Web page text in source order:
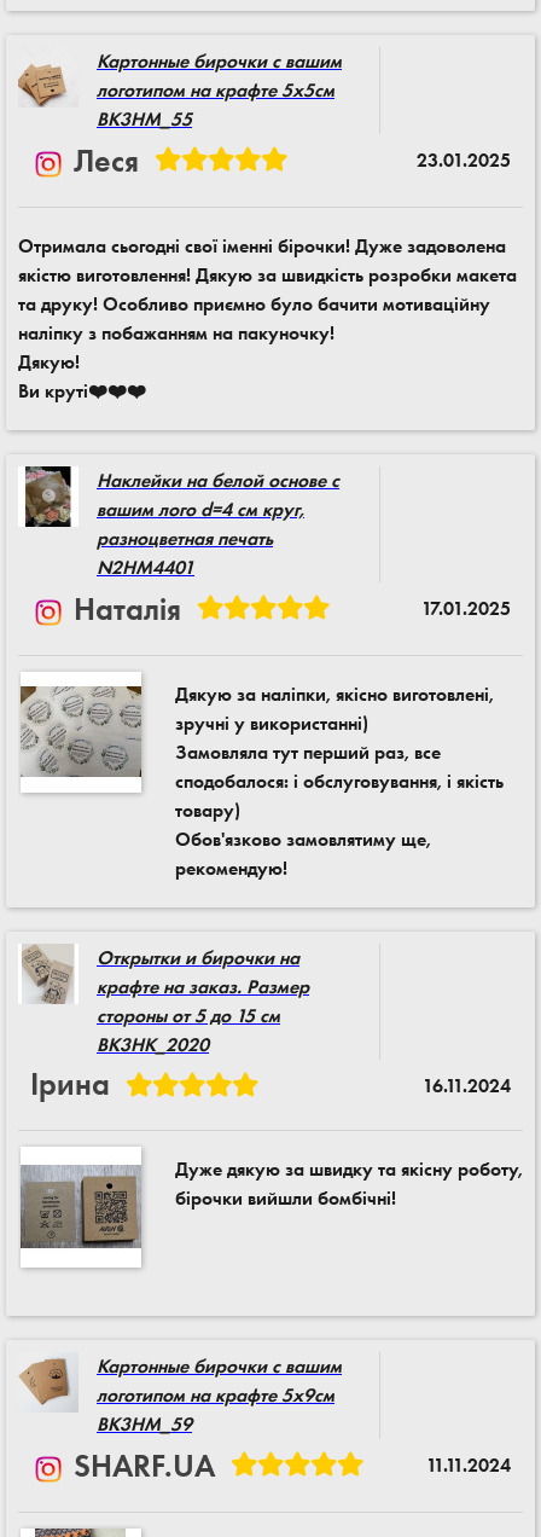
Картонные бирочки с вашим
логотипом на крафте 5x5см
BK3HM_55
Леся 23.01.2025
Отримала сьогодні свої іменні бірочки! Дуже задоволена
якістю виготовлення! Дякую за швидкість розробки макета
та друку! Особливо приємно було бачити мотиваційну
наліпку з побажанням на пакуночку!
Дякую!
Ви круті❤️❤️❤️
Наклейки на белой основе с
вашим лого d=4 см круг,
разноцветная печать
N2HM4401
Наталія 17.01.2025
Дякую за наліпки, якісно виготовлені,
зручні у використанні)
Замовляла тут перший раз, все
сподобалося: і обслуговування, і якість
товару)
Обов'язково замовлятиму ще,
рекомендую!
Открытки и бирочки на
крафте на заказ. Размер
стороны от 5 до 15 см
BK3HK_2020
Ірина 16.11.2024
Дуже дякую за швидку та якісну роботу,
бірочки вийшли бомбічні!
Картонные бирочки с вашим
логотипом на крафте 5x9см
BK3HM_59
SHARF.UA 11.11.2024